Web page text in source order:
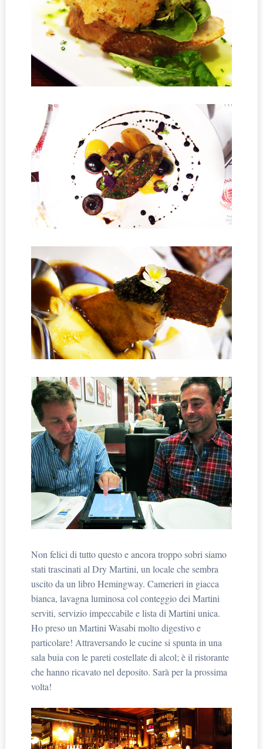
Non felici di tutto questo e ancora troppo sobri siamo
stati trascinati al Dry Martini, un locale che sembra
uscito da un libro Hemingway. Camerieri in giacca
bianca, lavagna luminosa col conteggio dei Martini
serviti, servizio impeccabile e lista di Martini unica.
Ho preso un Martini Wasabi molto digestivo e
particolare! Attraversando le cucine si spunta in una
sala buia con le pareti costellate di alcol; è il ristorante
che hanno ricavato nel deposito. Sarà per la prossima
volta!